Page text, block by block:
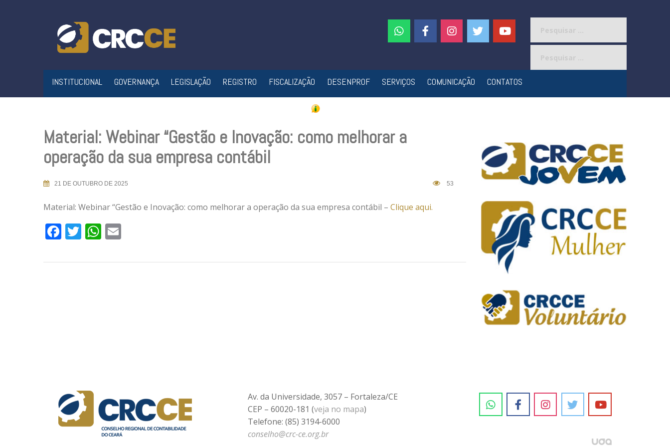
INSTITUCIONAL GOVERNANÇA LEGISLAÇÃO REGISTRO FISCALIZAÇÃO DESENPROF SERVIÇOS COMUNICAÇÃO CONTATOS
Material: Webinar “Gestão e Inovação: como melhorar a
operação da sua empresa contábil
21 DE OUTUBRO DE 2025 53
Material: Webinar “Gestão e Inovação: como melhorar a operação da sua empresa contábil – Clique aqui.
Facebook
TwitterWhatsApp
Av. da Universidade, 3057 – Fortaleza/CE
CEP – 60020-181 (veja no mapa)
Telefone: (85) 3194-6000
conselho@crc-ce.org.br